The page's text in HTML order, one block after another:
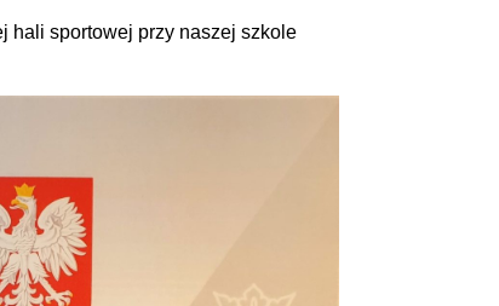
hali sportowej przy naszej szkole